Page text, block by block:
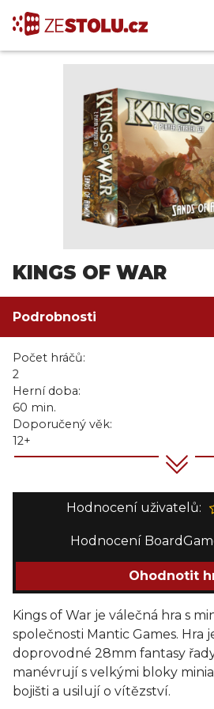
KINGS OF WAR
Podrobnosti
Počet hráčů:
2
Herní doba:
60 min.
Doporučený věk:
12+
Hodnocení uživatelů:
Hodnocení
Ohodnotit
Kings of War je válečná hra s
společnosti Mantic Games. Hra
doprovodné 28mm fantasy
manévrují s velkými bloky
bojišti a usilují o vítězství.